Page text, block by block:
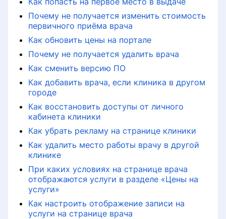
bo'ladi
Написал отзыв и не вижу его
Почему пациенту важно
загружать документы при
Сбор отзыва через звонок
Men haqimda ma'lumot
bonuslarni sarflashi
mumkinProDoctorov
Oldin va keyin fotosuratlar
Shifokor sahifasi tahlilini ko'rish
Aloqa tillari
Настройка уведомлений
Как добавить или изменить
негативных отзывов
Klinikalar sahifalarida aktsiyalarni
joylashtirish qoidalari
Klinikalar sahifalarida rasm va
videolarni joylashtirish qoidalari
Kam balans haqida bildirishnomalar
Shifokor tayinlanishini sozlash
Marketing tahlillarini ko'rish
Настройка уведомлений
Информация по результатам
Klinika yopilganda yoki boshqa
joyga ko'chirilganda bemorlarning
fikr-mulohazalari nima bo'ladi
Nima uchun bemorni chaqirib olish
yo'qoldi
Klinika sahifasidagi teglar
Удалить отзыв о клинике
«Сила отзыва»: партнёрская
программа от ПроДокторов
Minusda parvarish qilish chegarasini
hisoblash
Birlamchi qabul xizmatlari narxlarini
bog'lash
to'lanadiProDoctorov
Dasturiy ta'minot versiyalari
клиники
лицензионного/рекламного
договора
Почему не получается изменить стоимость
первичного приёма врача
Как обновить цены на портале
Почему не получается удалить врача
Как сменить версию ПО
Как добавить врача, если клиника в другом
городе
Как восстановить доступы от личного
кабинета клиники
Как убрать рекламу на странице клиники
Как удалить место работы врачу в другой
клинике
При каких условиях на странице врача
отображаются услуги в разделе «Цены на
услуги»
Как настроить отображение записи на
услуги на странице врача